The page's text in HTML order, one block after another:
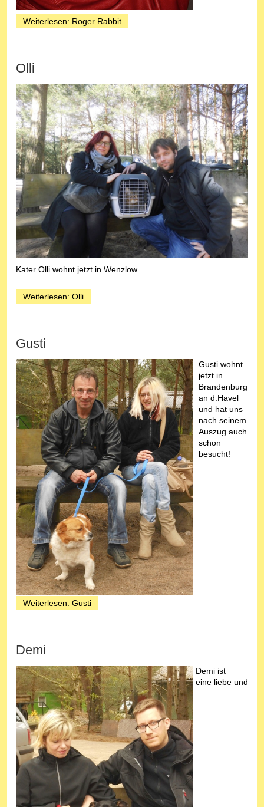
Weiterlesen: Roger Rabbit
Olli
Kater Olli wohnt jetzt in Wenzlow.
Weiterlesen: Olli
Gusti
Gusti wohnt
jetzt in
Brandenburg
an d.Havel
und hat uns
nach seinem
Auszug auch
schon
besucht!
Weiterlesen: Gusti
Demi
Demi ist
eine liebe und